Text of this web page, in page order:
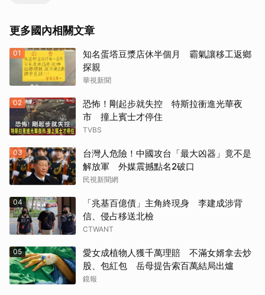
更多國內相關文章
01
知名蛋塔豆漿店休半個月 霸氣讓移工返鄉
探親
華視新聞
02
恐怖！剛起步就失控 特斯拉衝進光華夜
市 撞上賓士才停住
TVBS
03
台灣人危險！中國攻台「最大凶器」竟不是
解放軍 外媒震撼點名2破口
民視新聞網
04
「兆基百億債」主角終現身 李建成涉背
信、侵占移送北檢
CTWANT
05
愛女成植物人獲千萬理賠 不滿女婿拿去炒
股、包紅包 岳母提告索百萬結局出爐
鏡報